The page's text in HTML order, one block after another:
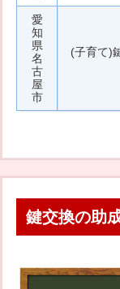
愛
知
県
名
古
屋
市
(子育て)
鍵交換の助